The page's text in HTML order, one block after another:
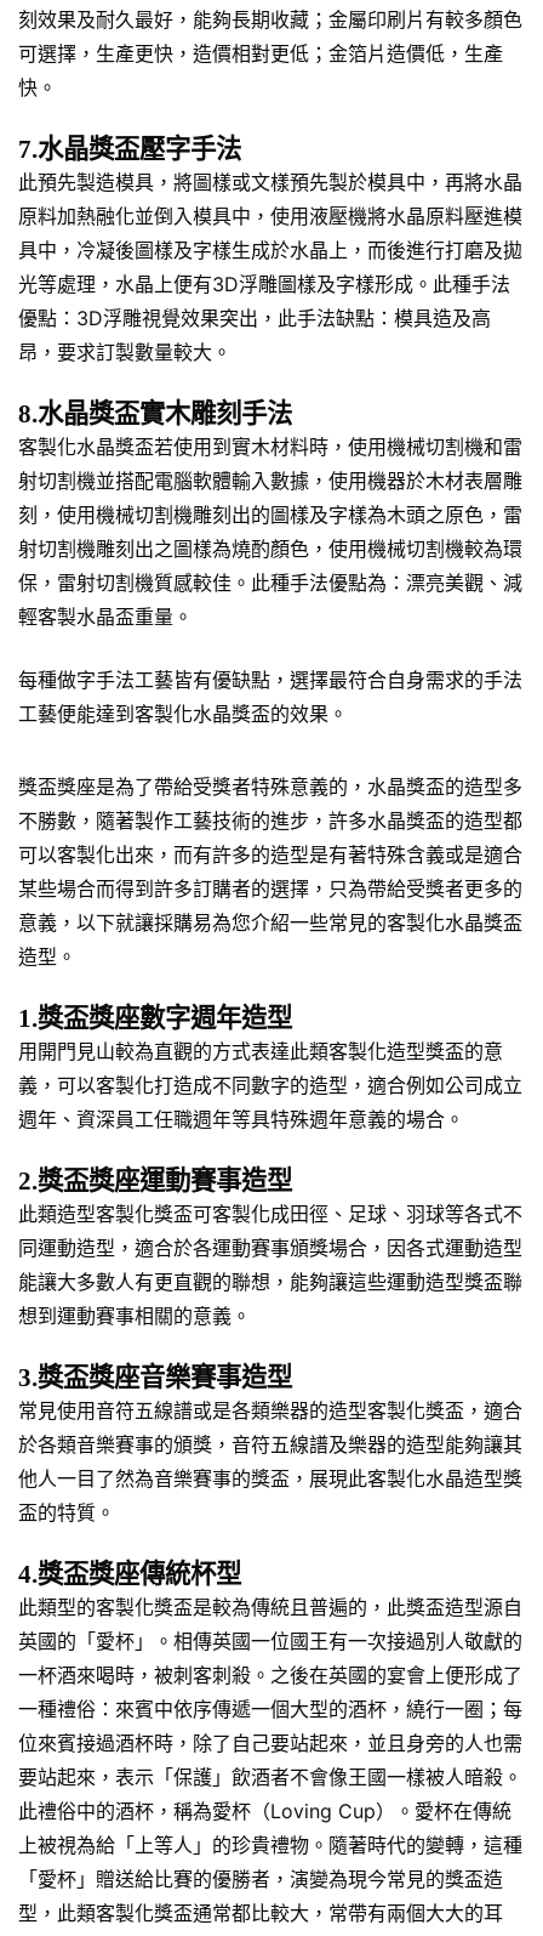
刻效果及耐久最好，能夠長期收藏；金屬印刷片有較多顏色
可選擇，生產更快，造價相對更低；金箔片造價低，生產
快。
7.水晶獎盃壓字手法
此預先製造模具，將圖樣或文樣預先製於模具中，再將水晶
原料加熱融化並倒入模具中，使用液壓機將水晶原料壓進模
具中，冷凝後圖樣及字樣生成於水晶上，而後進行打磨及拋
光等處理，水晶上便有3D浮雕圖樣及字樣形成。此種手法
優點：3D浮雕視覺效果突出，此手法缺點：模具造及高
昂，要求訂製數量較大。
8.水晶獎盃實木雕刻手法
客製化水晶獎盃若使用到實木材料時，使用機械切割機和雷
射切割機並搭配電腦軟體輸入數據，使用機器於木材表層雕
刻，使用機械切割機雕刻出的圖樣及字樣為木頭之原色，雷
射切割機雕刻出之圖樣為燒酌顏色，使用機械切割機較為環
保，雷射切割機質感較佳。此種手法優點為：漂亮美觀、減
輕客製水晶盃重量。
每種做字手法工藝皆有優缺點，選擇最符合自身需求的手法
工藝便能達到客製化水晶獎盃的效果。
獎盃獎座是為了帶給受獎者特殊意義的，水晶獎盃的造型多
不勝數，隨著製作工藝技術的進步，許多水晶獎盃的造型都
可以客製化出來，而有許多的造型是有著特殊含義或是適合
某些場合而得到許多訂購者的選擇，只為帶給受獎者更多的
意義，以下就讓採購易為您介紹一些常見的客製化水晶獎盃
造型。
1.獎盃獎座數字週年造型
用開門見山較為直觀的方式表達此類客製化造型獎盃的意
義，可以客製化打造成不同數字的造型，適合例如公司成立
週年、資深員工任職週年等具特殊週年意義的場合。
2.獎盃獎座運動賽事造型
此類造型客製化獎盃可客製化成田徑、足球、羽球等各式不
同運動造型，適合於各運動賽事頒獎場合，因各式運動造型
能讓大多數人有更直觀的聯想，能夠讓這些運動造型獎盃聯
想到運動賽事相關的意義。
3.獎盃獎座音樂賽事造型
常見使用音符五線譜或是各類樂器的造型客製化獎盃，適合
於各類音樂賽事的頒獎，音符五線譜及樂器的造型能夠讓其
他人一目了然為音樂賽事的獎盃，展現此客製化水晶造型獎
盃的特質。
4.獎盃獎座傳統杯型
此類型的客製化獎盃是較為傳統且普遍的，此獎盃造型源自
英國的「愛杯」。相傳英國一位國王有一次接過別人敬獻的
一杯酒來喝時，被刺客刺殺。之後在英國的宴會上便形成了
一種禮俗：來賓中依序傳遞一個大型的酒杯，繞行一圈；每
位來賓接過酒杯時，除了自己要站起來，並且身旁的人也需
要站起來，表示「保護」飲酒者不會像王國一樣被人暗殺。
此禮俗中的酒杯，稱為愛杯（Loving Cup）。愛杯在傳統
上被視為給「上等人」的珍貴禮物。隨著時代的變轉，這種
「愛杯」贈送給比賽的優勝者，演變為現今常見的獎盃造
型，此類客製化獎盃通常都比較大，常帶有兩個大大的耳